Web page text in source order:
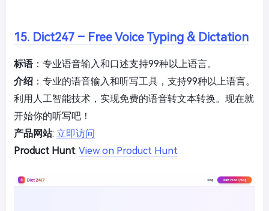
15. Dict247 – Free Voice Typing & Dictation
标语：专业语音输入和口述支持99种以上语言。
介绍 ：专业的语音输入和听写工具，支持99种以上语言。
利用人工智能技术，实现免费的语音转文本转换。现在就
开始你的听写吧！
产品网站: 立即访问
Product Hunt: View on Product Hunt